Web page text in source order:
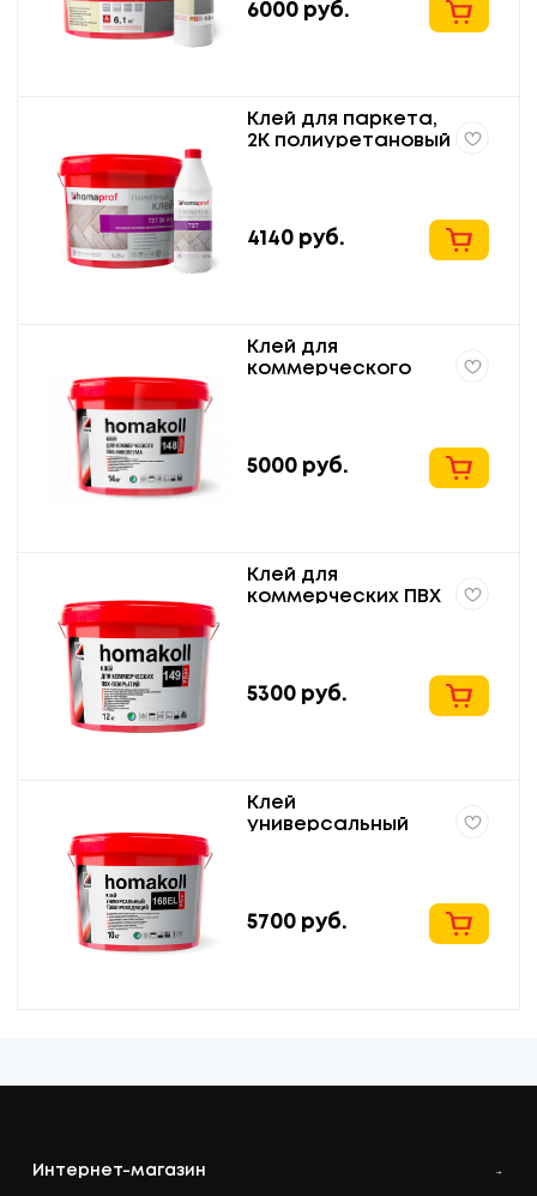
6000 руб.
Клей для паркета,
2K полиуретановый
4140 руб.
Клей для
коммерческого
homakoll 148 Prof
14кг
5000 руб.
Клей для
коммерческих ПВХ
12кг
5300 руб.
Клей
универсальный
168EL Prof
5700 руб.
Интернет-магазин